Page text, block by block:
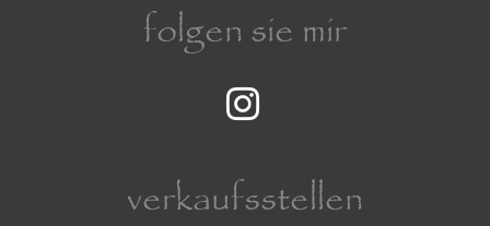
folgen sie mir
verkaufsstellen